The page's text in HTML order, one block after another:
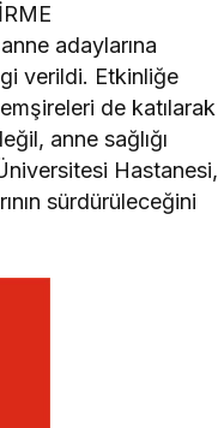
adaylarına
verildi. Etkinliğe
de katılarak
anne sağlığı
Hastanesi,
sürdürüleceğini